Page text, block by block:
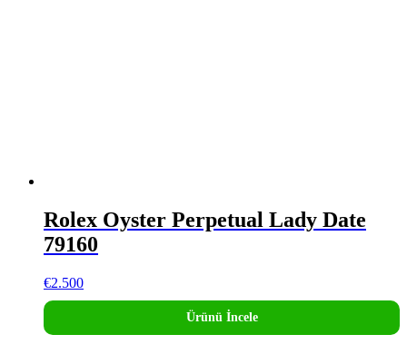
Rolex Oyster Perpetual Lady Date
79160
€2.500
Ürünü İncele